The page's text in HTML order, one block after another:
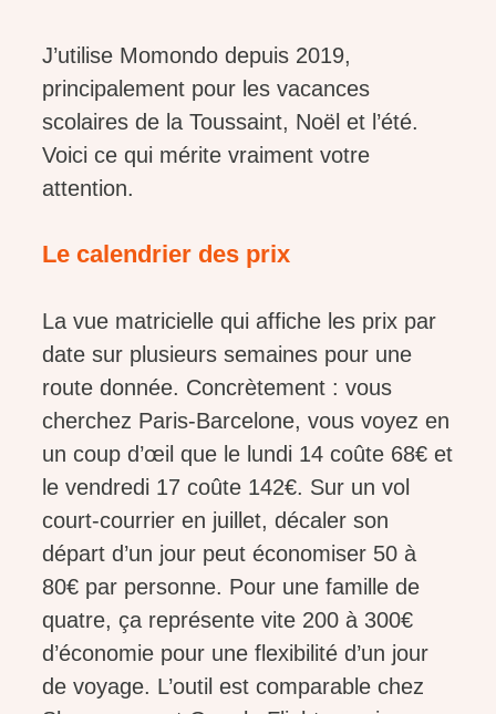
J’utilise Momondo depuis 2019,
principalement pour les vacances
scolaires de la Toussaint, Noël et l’été.
Voici ce qui mérite vraiment votre
attention.
Le calendrier des prix
La vue matricielle qui affiche les prix par
date sur plusieurs semaines pour une
route donnée. Concrètement : vous
cherchez Paris-Barcelone, vous voyez en
un coup d’œil que le lundi 14 coûte 68€ et
le vendredi 17 coûte 142€. Sur un vol
court-courrier en juillet, décaler son
départ d’un jour peut économiser 50 à
80€ par personne. Pour une famille de
quatre, ça représente vite 200 à 300€
d’économie pour une flexibilité d’un jour
de voyage. L’outil est comparable chez